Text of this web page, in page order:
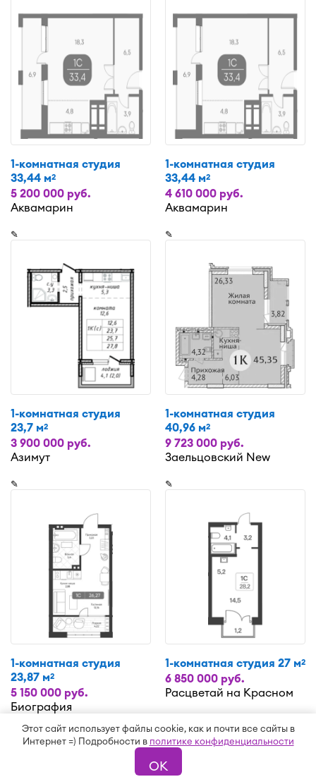
Этот сайт использует файлы cookie, как и почти все сайты в
Интернет =) Подробности в политике конфиденциальности
ОК
1-комнатная студия
33,44 м2
5 200 000 руб.
Аквамарин
1-комнатная студия
33,44 м2
4 610 000 руб.
Аквамарин
✎
1-комнатная студия
23,7 м2
3 900 000 руб.
Азимут
✎
1-комнатная студия
40,96 м2
9 723 000 руб.
Заельцовский New
✎
1-комнатная студия
23,87 м2
5 150 000 руб.
Биография
✎
1-комнатная студия 27 м2
6 850 000 руб.
Расцветай на Красном